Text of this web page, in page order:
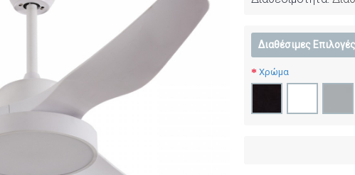
Διαθέσιμες Επιλογές
Χρώμα